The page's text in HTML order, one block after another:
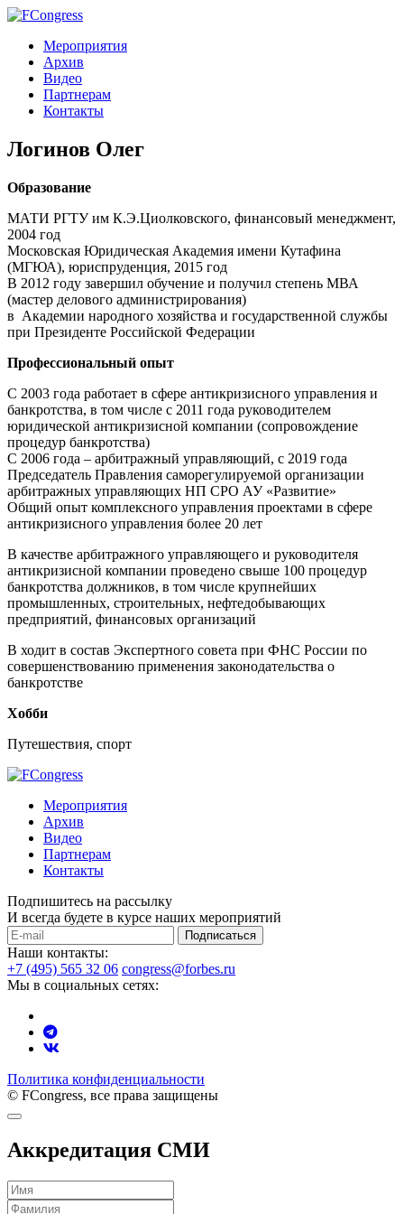
Мероприятия
Архив
Видео
Партнерам
Контакты
Логинов Олег
Образование
МАТИ РГТУ им К.Э.Циолковского, финансовый менеджмент,
2004 год
Московская Юридическая Академия имени Кутафина
(МГЮА), юриспруденция, 2015 год
В 2012 году завершил обучение и получил степень МВА
(мастер делового администрирования)
в Академии народного хозяйства и государственной службы
при Президенте Российской Федерации
Профессиональный опыт
С 2003 года работает в сфере антикризисного управления и
банкротства, в том числе с 2011 года руководителем
юридической антикризисной компании (сопровождение
процедур банкротства)
С 2006 года – арбитражный управляющий, с 2019 года
Председатель Правления саморегулируемой организации
арбитражных управляющих НП СРО АУ «Развитие»
Общий опыт комплексного управления проектами в сфере
антикризисного управления более 20 лет
В качестве арбитражного управляющего и руководителя
антикризисной компании проведено свыше 100 процедур
банкротства должников, в том числе крупнейших
промышленных, строительных, нефтедобывающих
предприятий, финансовых организаций
В ходит в состав Экспертного совета при ФНС России по
совершенствованию применения законодательства о
банкротстве
Хобби
Путешествия, спорт
Мероприятия
Архив
Видео
Партнерам
Контакты
Подпишитесь на рассылку
И всегда будете в курсе наших мероприятий
Подписаться
Наши контакты:
+7 (495) 565 32 06 congress@forbes.ru
Мы в социальных сетях:
Политика конфиденциальности
© FCongress, все права защищены
Аккредитация СМИ